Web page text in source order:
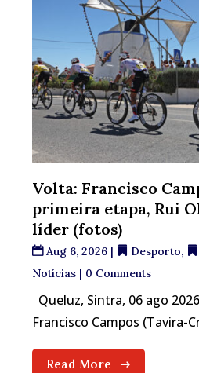
Volta: Francisco
primeira etapa, Rui
líder (fotos)
Aug 6, 2026 | Desporto,
Notícias | 0 Comments
Queluz, Sintra, 06 ago
Francisco Campos (Tavira-
Read More